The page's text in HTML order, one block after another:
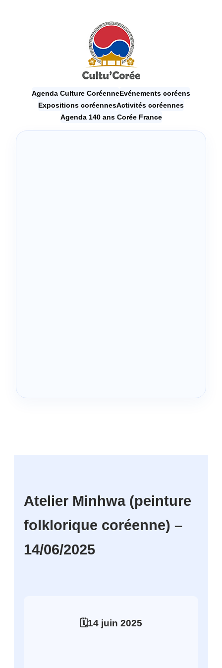
Agenda Culture CoréenneEvénements coréens
Expositions coréennesActivités coréennes
Agenda 140 ans Corée France
Atelier Minhwa (peinture
folklorique coréenne) –
14/06/2025
🗓️14 juin 2025